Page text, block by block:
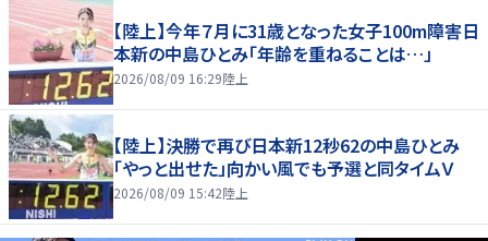
【陸上】今年７月に31歳となった女子100m障害日
本新の中島ひとみ「年齢を重ねることは…」
2026/08/09 16:29陸上
【陸上】決勝で再び日本新12秒62の中島ひとみ
「やっと出せた」向かい風でも予選と同タイムＶ
2026/08/09 15:42陸上